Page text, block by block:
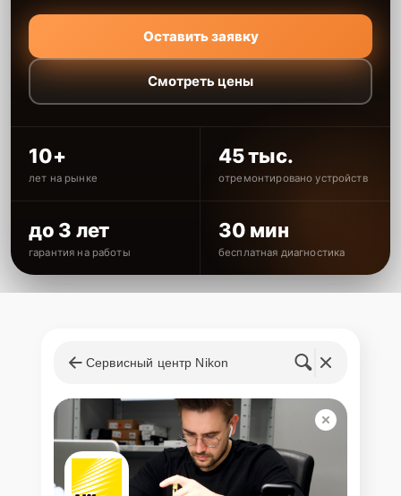
Оставить заявку
Смотреть цены
10+
лет на рынке
45 тыс.
отремонтировано устройств
до 3 лет
гарантия на работы
30 мин
бесплатная диагностика
Сервисный центр Nikon